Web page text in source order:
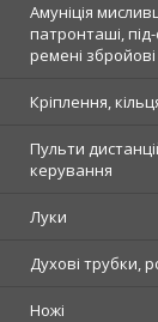
Амуніція
патронташі,
ремені збройові
Кріплення,
Пульти
керування
Луки
Духові трубки,
Ножі